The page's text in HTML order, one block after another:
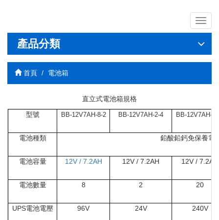
導
覽
列
關
產品分類
首頁 電池箱
直立式電池箱規格
型號
BB-12V7AH-8-2 BB-12V7AH-2-4 BB-12V7AH-
電池種類 鉛酸鉛鈣免保養電
電池容量 12V / 7.2AH 12V / 7.2AH 12V / 7.2AH
電池數量 8 2 20
UPS電池電壓 96V 24V 240V